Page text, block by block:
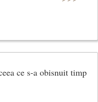
ce s-a obisnuit timp